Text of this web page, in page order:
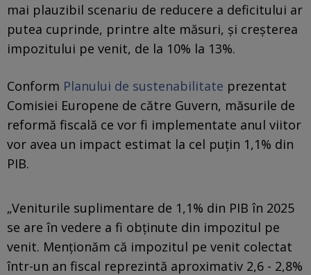
mai plauzibil scenariu de reducere a deficitului ar
putea cuprinde, printre alte măsuri, și creșterea
impozitului pe venit, de la 10% la 13%.
Conform Planului de sustenabilitate prezentat
Comisiei Europene de către Guvern, măsurile de
reformă fiscală ce vor fi implementate anul viitor
vor avea un impact estimat la cel puțin 1,1% din
PIB.
„Veniturile suplimentare de 1,1% din PIB în 2025
se are în vedere a fi obţinute din impozitul pe
venit. Menţionăm că impozitul pe venit colectat
într-un an fiscal reprezintă aproximativ 2,6 - 2,8%